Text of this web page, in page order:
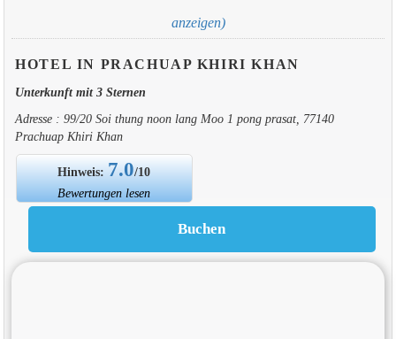
anzeigen)
HOTEL IN PRACHUAP KHIRI KHAN
Unterkunft mit 3 Sternen
Adresse : 99/20 Soi thung noon lang Moo 1 pong prasat, 77140
Prachuap Khiri Khan
Hinweis: 7.0/10
Bewertungen lesen